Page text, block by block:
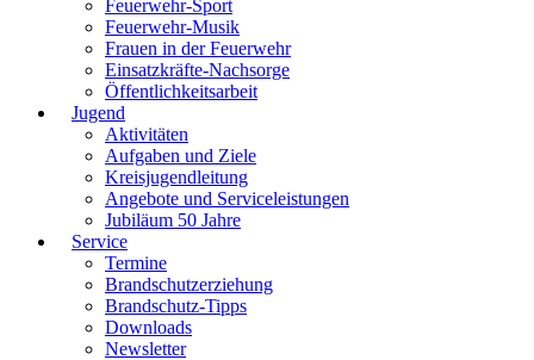
Feuerwehr-Sport
Feuerwehr-Musik
Frauen in der Feuerwehr
Einsatzkräfte-Nachsorge
Öffentlichkeitsarbeit
Jugend
Aktivitäten
Aufgaben und Ziele
Kreisjugendleitung
Angebote und Serviceleistungen
Jubiläum 50 Jahre
Service
Termine
Brandschutzerziehung
Brandschutz-Tipps
Downloads
Newsletter